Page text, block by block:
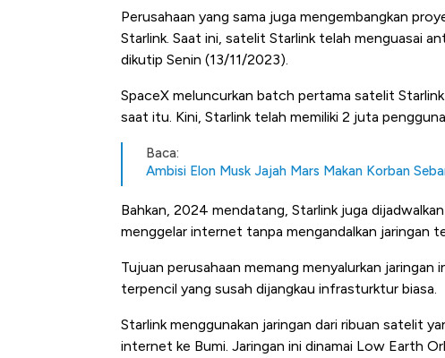
Perusahaan yang sama juga mengembangkan
Starlink. Saat ini, satelit Starlink telah menguasai
dikutip Senin (13/11/2023).
SpaceX meluncurkan batch pertama satelit
saat itu. Kini, Starlink telah memiliki 2 juta
Baca:
Ambisi Elon Musk Jajah Mars Makan Korban
Bahkan, 2024 mendatang, Starlink juga
menggelar internet tanpa mengandalkan jaringan
Tujuan perusahaan memang menyalurkan
terpencil yang susah dijangkau infrasturktur biasa.
Starlink menggunakan jaringan dari ribuan satelit
internet ke Bumi. Jaringan ini dinamai Low Earth